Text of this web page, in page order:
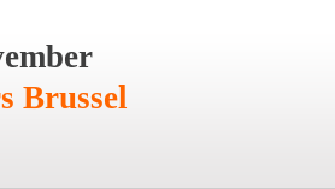
Brussel